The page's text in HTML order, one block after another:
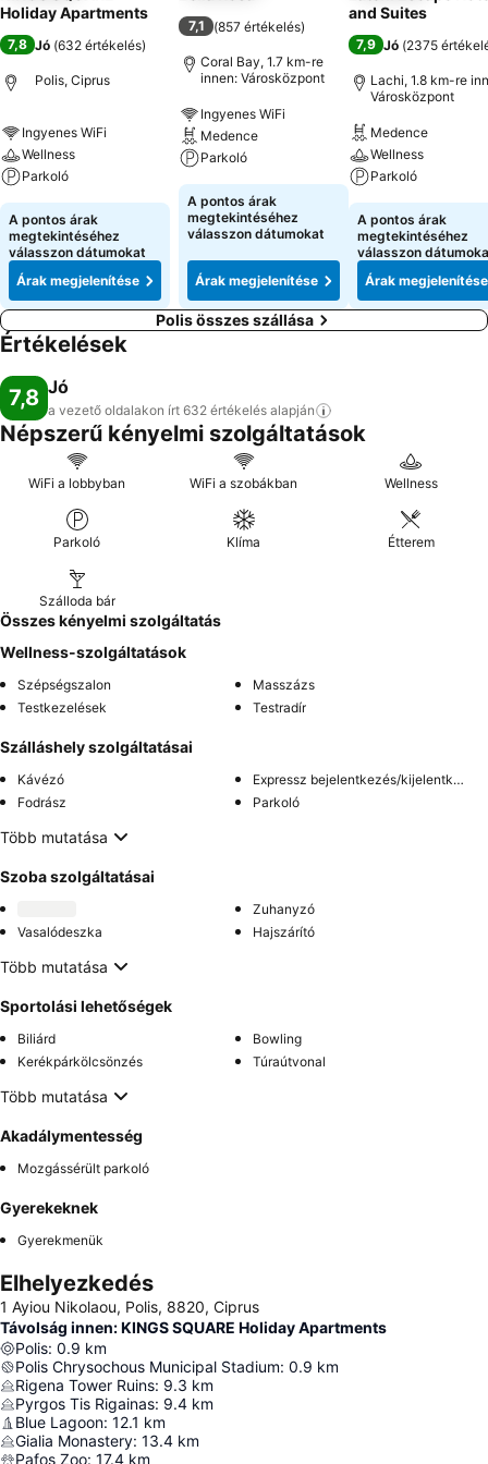
Holiday Apartments
7,8 Jó (632 értékelés)
Polis, Ciprus
Ingyenes WiFi
Wellness
Parkoló
A pontos árak
megtekintéséhez
válasszon dátumokat
Árak megjelenítése
7,1 (857 értékelés)
Coral Bay, 1.7 km-re
innen: Városközpont
Ingyenes WiFi
Medence
Parkoló
A pontos árak
megtekintéséhez
válasszon dátumokat
Árak megjelenítése
and Suites
7,9 Jó (2375
Lachi, 1.8 km-re
Városközpont
Medence
Wellness
Parkoló
A pontos árak
megtekintéséhez
válasszon
Árak megjelenítése
Polis összes szállása
Értékelések
7,8 Jó
a vezető oldalakon írt 632 értékelés alapján
Népszerű kényelmi szolgáltatások
WiFi a lobbyban WiFi a szobákban Wellness
Parkoló Klíma Étterem
Szálloda bár
Összes kényelmi szolgáltatás
Wellness-szolgáltatások
Szépségszalon
Masszázs
Testkezelések
Testradír
Szálláshely szolgáltatásai
Kávézó
Expressz bejelentkezés/kijelentkezés
Fodrász
Parkoló
Több mutatása
Szoba szolgáltatásai
Zuhanyzó
Vasalódeszka
Hajszárító
Több mutatása
Sportolási lehetőségek
Biliárd
Bowling
Kerékpárkölcsönzés
Túraútvonal
Több mutatása
Akadálymentesség
Mozgássérült parkoló
Gyerekeknek
Gyerekmenük
Elhelyezkedés
1 Ayiou Nikolaou, Polis, 8820, Ciprus
Távolság innen: KINGS SQUARE Holiday Apartments
Polis: 0.9 km
Polis Chrysochous Municipal Stadium: 0.9 km
Rigena Tower Ruins: 9.3 km
Pyrgos Tis Rigainas: 9.4 km
Blue Lagoon: 12.1 km
Gialia Monastery: 13.4 km
Pafos Zoo: 17.4 km